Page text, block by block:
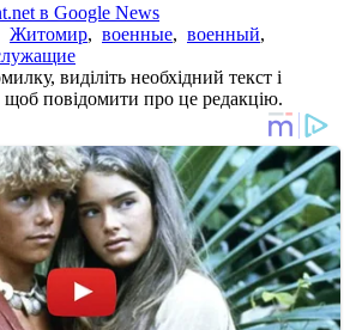
в Google News
Житомир, военные, военный,
виділіть необхідний текст і
щоб повідомити про це редакцію.